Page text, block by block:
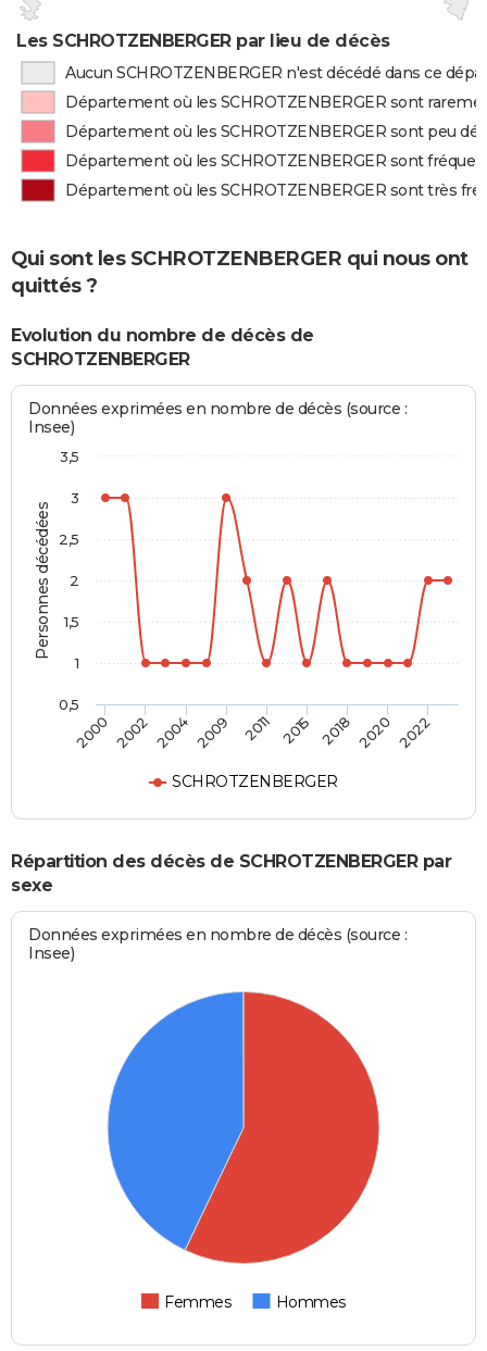
Les SCHROTZENBERGER par lieu de décès
Aucun SCHROTZENBERGER n'est décédé dans ce
Département où les SCHROTZENBERGER sont
Département où les SCHROTZENBERGER sont peu
Département où les SCHROTZENBERGER sont
Département où les SCHROTZENBERGER sont très
Qui sont les SCHROTZENBERGER qui nous ont
quittés ?
Evolution du nombre de décès de
SCHROTZENBERGER
Personnes décédées
Données exprimées en nombre de décès (source :
Insee)
SCHROTZENBERGER
2000 2002 2004 2009 2011 2015 2018 2020 2022
0,5
1
1,5
2
2,5
3
3,5
Répartition des décès de SCHROTZENBERGER par
sexe
Données exprimées en nombre de décès (source :
Insee)
Femmes Hommes